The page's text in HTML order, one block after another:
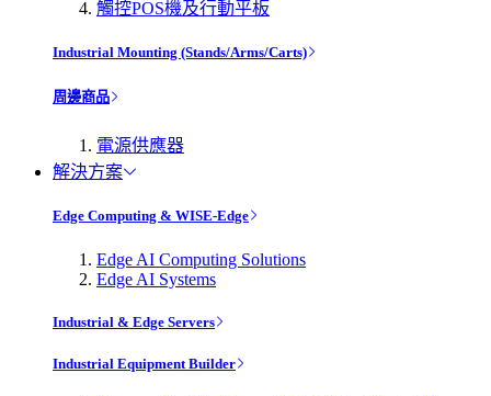
觸控POS機及行動平板
Industrial Mounting (Stands/Arms/Carts)
周邊商品
電源供應器
解決方案
Edge Computing & WISE-Edge
Edge AI Computing Solutions
Edge AI Systems
Industrial & Edge Servers
Industrial Equipment Builder